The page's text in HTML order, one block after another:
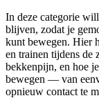
In deze categorie
blijven, zodat je
kunt bewegen. Hier
en trainen tijdens de
bekkenpijn, en hoe
bewegen — van
opnieuw contact te